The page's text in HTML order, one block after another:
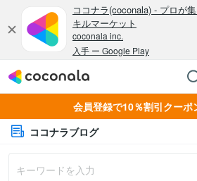
会員登録で10％割引クーポ
ココナラブログ